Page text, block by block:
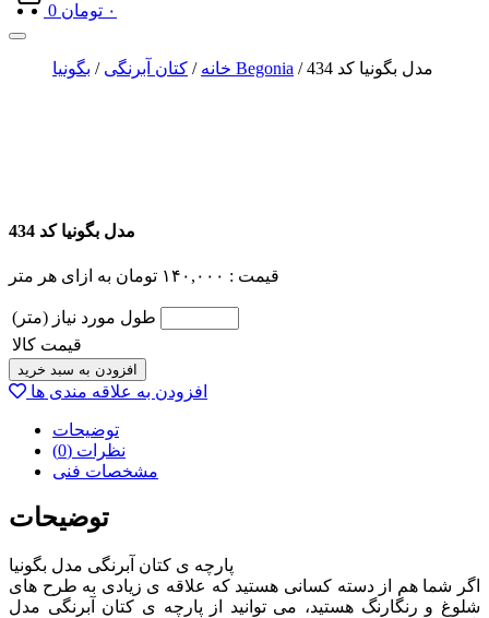
0 ۰ تومان
Toggle
navigation
خانه / کتان آبرنگی / بگونیا Begonia / مدل بگونیا کد 434
مدل بگونیا کد 434
قیمت : ۱۴۰,۰۰۰ تومان به ازای هر متر
طول مورد نیاز (متر)
قیمت کالا
افزودن به سبد خرید
افزودن به علاقه مندی ها
توضیحات
نظرات (0)
مشخصات فنی
توضیحات
پارچه ی کتان آبرنگی مدل بگونیا
اگر شما هم از دسته کسانی هستید که علاقه ی زیادی به طرح های
شلوغ و رنگارنگ هستید، می توانید از پارچه ی کتان آبرنگی مدل